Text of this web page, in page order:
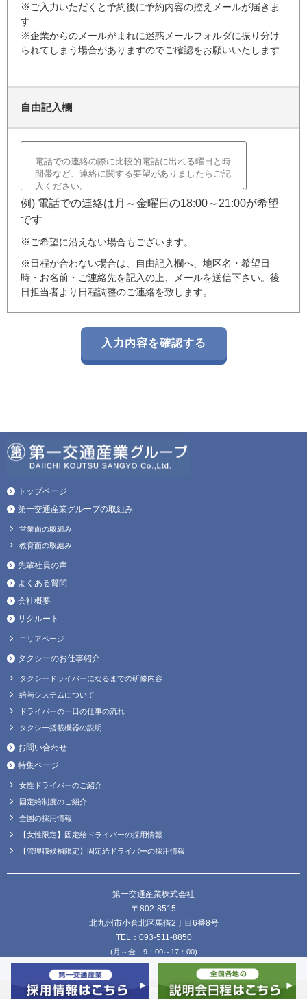
※ご入力いただくと予約後に予約内容の控えメールが届きま
す
※企業からのメールがまれに迷惑メールフォルダに振り分け
られてしまう場合がありますのでご確認をお願いいたします
自由記入欄
例) 電話での連絡は月～金曜日の18:00～21:00が希望
です
※ご希望に沿えない場合もございます。
※日程が合わない場合は、自由記入欄へ、地区名・希望日
時・お名前・ご連絡先を記入の上、メールを送信下さい。後
日担当者より日程調整のご連絡を致します。
トップページ
第一交通産業グループの取組み
営業面の取組み
教育面の取組み
先輩社員の声
よくある質問
会社概要
リクルート
エリアページ
タクシーのお仕事紹介
タクシードライバーになるまでの研修内容
給与システムについて
ドライバーの一日の仕事の流れ
タクシー搭載機器の説明
お問い合わせ
特集ページ
女性ドライバーのご紹介
固定給制度のご紹介
全国の採用情報
【女性限定】固定給ドライバーの採用情報
【管理職候補限定】固定給ドライバーの採用情報
第一交通産業株式会社
〒802-8515
北九州市小倉北区馬借2丁目6番8号
TEL：093-511-8850
(月～金 9：00～17：00)
FAX：093-511-8838
Copyright © DAIICHI KOUTSU SANGYO Co.,Ltd. all Rights Reserved.